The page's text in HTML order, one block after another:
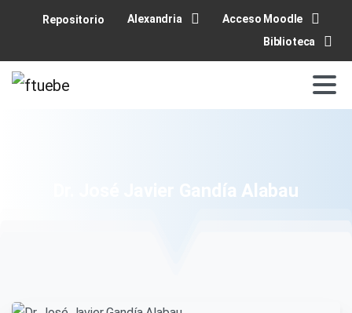
Repositorio Alexandria
Acceso Moodle
Biblioteca
Gandía Alabau